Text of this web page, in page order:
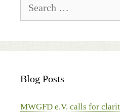
for:
Blog Posts
MWGFD e.V. calls for